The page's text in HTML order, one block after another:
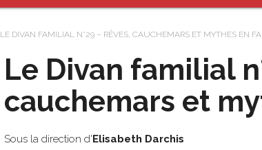
LE DIVAN FAMILIAL N°29 – RÊVES, CAUCHEMARS ET MYTHES EN
Le Divan familial
cauchemars et
Sous la direction d'Elisabeth Darchis